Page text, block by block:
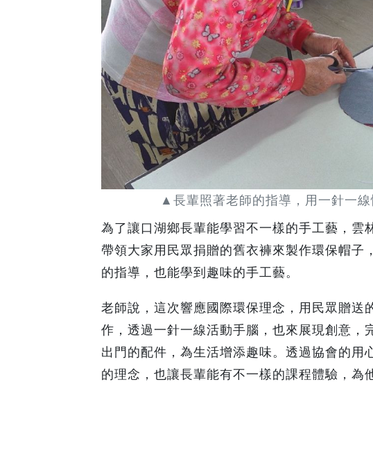
▲長輩照著老師的指導，用一針一
為了讓口湖鄉長輩能學習不一樣的手工藝，
帶領大家用民眾捐贈的舊衣褲來製作環保帽
的指導，也能學到趣味的手工藝。
老師說，這次響應國際環保理念，用民眾贈
作，透過一針一線活動手腦，也來展現創意
出門的配件，為生活增添趣味。透過協會的
的理念，也讓長輩能有不一樣的課程體驗，為